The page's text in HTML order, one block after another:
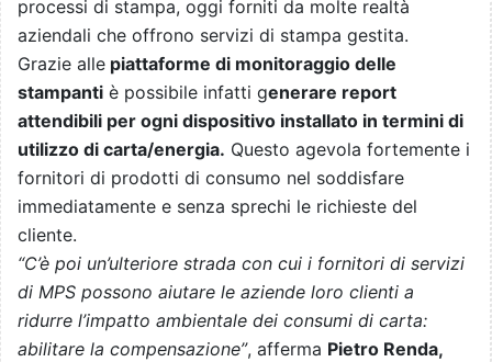
processi di stampa, oggi forniti da molte realtà
aziendali che offrono servizi di stampa gestita.
Grazie alle piattaforme di monitoraggio delle
stampanti è possibile infatti generare report
attendibili per ogni dispositivo installato in termini di
utilizzo di carta/energia. Questo agevola fortemente i
fornitori di prodotti di consumo nel soddisfare
immediatamente e senza sprechi le richieste del
cliente.
“C’è poi un’ulteriore strada con cui i fornitori di servizi
di MPS possono aiutare le aziende loro clienti a
ridurre l’impatto ambientale dei consumi di carta:
abilitare la compensazione”, afferma Pietro Renda,